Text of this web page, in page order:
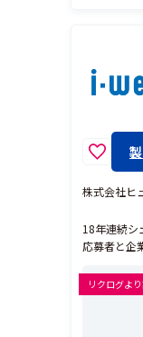
株式会社ヒ
18年連続シ
応募者と企
ひとつで採用が完結
リア採用に
を精緻に
リクログよ